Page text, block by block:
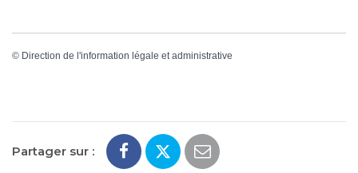
© Direction de l'information légale et administrative
Partager sur :